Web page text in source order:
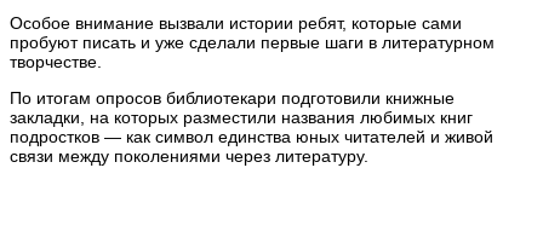
Особое внимание вызвали истории ребят, которые сами
пробуют писать и уже сделали первые шаги в литературном
творчестве.
По итогам опросов библиотекари подготовили книжные
закладки, на которых разместили названия любимых книг
подростков — как символ единства юных читателей и живой
связи между поколениями через литературу.